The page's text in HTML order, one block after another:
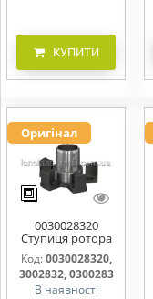
КУПИТИ
Оригінал
0030028320
Ступиця ротора
CLAAS
Код:0030028320,
3002832, 0300283
В наявності